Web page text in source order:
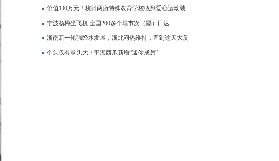
价值100万元！杭州两所特殊教育学校收到爱心运动装
备
宁波杨梅坐飞机 全国200多个城市次（隔）日达
浙南新一轮强降水发展，浙北闷热维持，直到这天大反
转
个头仅有拳头大！平湖西瓜新增“迷你成员”